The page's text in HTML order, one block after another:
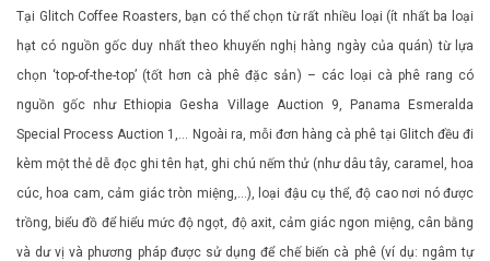
Tại Glitch Coffee Roasters, bạn có thể chọn từ rất nhiều loại (ít nhất ba loại
hạt có nguồn gốc duy nhất theo khuyến nghị hàng ngày của quán) từ lựa
chọn ‘top-of-the-top’ (tốt hơn cà phê đặc sản) – các loại cà phê rang có
nguồn gốc như Ethiopia Gesha Village Auction 9, Panama Esmeralda
Special Process Auction 1,… Ngoài ra, mỗi đơn hàng cà phê tại Glitch đều đi
kèm một thẻ dễ đọc ghi tên hạt, ghi chú nếm thử (như dâu tây, caramel, hoa
cúc, hoa cam, cảm giác tròn miệng,…), loại đậu cụ thể, độ cao nơi nó được
trồng, biểu đồ để hiểu mức độ ngọt, độ axit, cảm giác ngon miệng, cân bằng
và dư vị và phương pháp được sử dụng để chế biến cà phê (ví dụ: ngâm tự